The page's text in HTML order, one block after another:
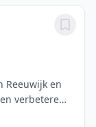
Reeuwijk en
verbeteren?
en zorgt dat